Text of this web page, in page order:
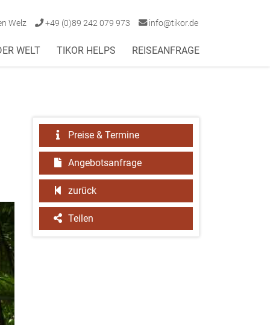
Welz +49 (0)89 242 079 973 info@tikor.de
WELT TIKOR HELPS REISEANFRAGE
Preise & Termine
Angebotsanfrage
zurück
Teilen